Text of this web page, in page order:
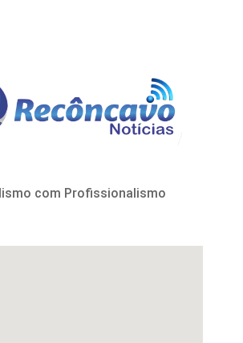
com Profissionalismo